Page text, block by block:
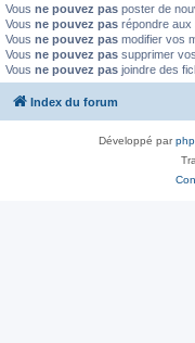
Vous ne pouvez pas poster de
Vous ne pouvez pas répondre aux
Vous ne pouvez pas modifier vos
Vous ne pouvez pas supprimer
Vous ne pouvez pas joindre des
Index du forum
Développé par